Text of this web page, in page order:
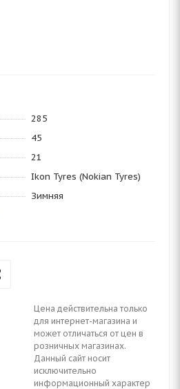
285
45
21
Ikon Tyres (Nokian Tyres)
Зимняя
Цена действительна только
для интернет-магазина и
может отличаться от цен в
розничных магазинах.
Данный сайт носит
исключительно
информационный характер